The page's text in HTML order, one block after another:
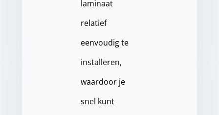
laminaat
relatief
eenvoudig te
installeren,
waardoor je
snel kunt